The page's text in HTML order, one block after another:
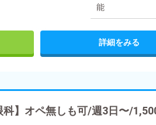
能
詳細をみる
科】オペ無しも可/週3日〜/